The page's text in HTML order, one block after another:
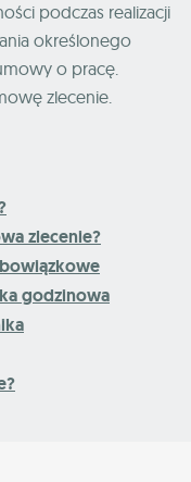
podczas realizacji
określonego
o pracę.
zlecenie.
zlecenie?
godzinowa